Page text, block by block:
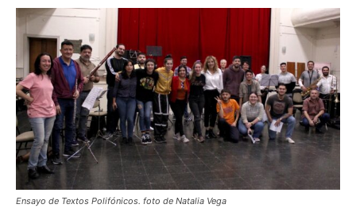
Ensayo de Textos Polifónicos. foto de Natalia Vega